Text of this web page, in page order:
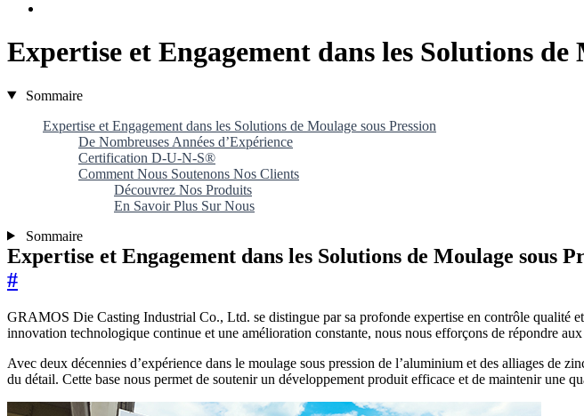
Expertise et Engagement dans les Solutions de
Sommaire
Expertise et Engagement dans les Solutions de Moulage sous Pression
De Nombreuses Années d’Expérience
Certification D-U-N-S®
Comment Nous Soutenons Nos Clients
Découvrez Nos Produits
En Savoir Plus Sur Nous
Sommaire
Expertise et Engagement dans les Solutions de Moulage sous
#
GRAMOS Die Casting Industrial Co., Ltd. se distingue par sa profonde expertise en contrôle qualité
innovation technologique continue et une amélioration constante, nous nous efforçons de répondre
Avec deux décennies d’expérience dans le moulage sous pression de l’aluminium et des alliages de
du détail. Cette base nous permet de soutenir un développement produit efficace et de maintenir une